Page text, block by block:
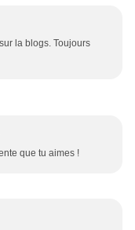
la blogs. Toujours
que tu aimes !